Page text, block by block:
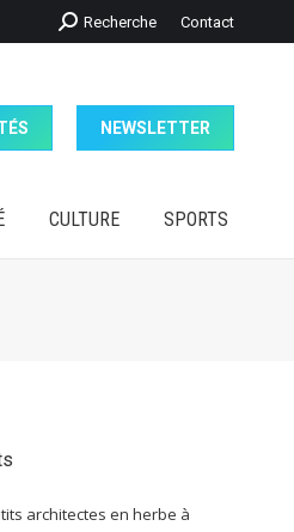
Recherche
:
Recherche Contact
NEWSLETTER
CULTURE SPORTS
architectes en herbe à
CULTURE SPORTS